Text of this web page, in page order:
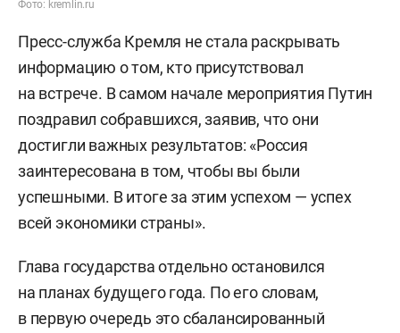
Фото: kremlin.ru
Пресс-служба Кремля не стала раскрывать
информацию о том, кто присутствовал
на встрече. В самом начале мероприятия Путин
поздравил собравшихся, заявив, что они
достигли важных результатов: «Россия
заинтересована в том, чтобы вы были
успешными. В итоге за этим успехом — успех
всей экономики страны».
Глава государства отдельно остановился
на планах будущего года. По его словам,
в первую очередь это сбалансированный